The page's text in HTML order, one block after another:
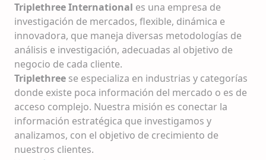
Triplethree International es una empresa de
investigación de mercados, flexible, dinámica e
innovadora, que maneja diversas metodologías de
análisis e investigación, adecuadas al objetivo de
negocio de cada cliente.
Triplethree se especializa en industrias y categorías
donde existe poca información del mercado o es de
acceso complejo. Nuestra misión es conectar la
información estratégica que investigamos y
analizamos, con el objetivo de crecimiento de
nuestros clientes.